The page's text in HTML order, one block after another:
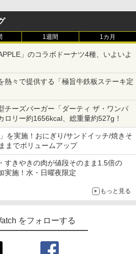
1週間 1カ月
」のコラボドーナツ4種、いよいよ
熱々で提供する「極旨牛鉄板ステーキ定
チーズバーガー「ダーティ ザ・ワンパ
ロリー約1656kcal、総重量約527g！
を実施！おにぎり/サンドイッチ/焼きそ
までボリュームアップ
すきやきの肉が値段そのまま1.5倍の
実施！水・日曜夜限定
もっと見る
をフォローする